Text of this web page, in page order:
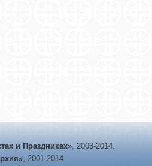
и Праздниках», 2003-2014.
, 2001-2014